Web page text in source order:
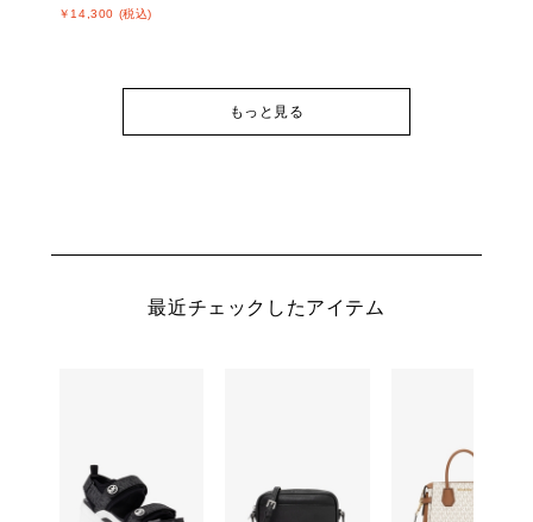
￥14,300 (税込)
もっと見る
最近チェックしたアイテム